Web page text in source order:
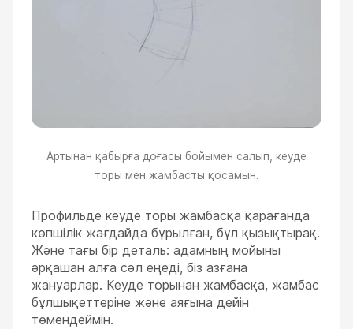
Артынан қабырға доғасы бойымен салып, кеуде
торы мен жамбасты қосамын.
Профильде кеуде торы жамбасқа қарағанда
көпшілік жағдайда бұрылған, бұл қызықтырақ.
Және тағы бір деталь: адамның мойыны
әрқашан алға сәл еңеді, біз азғана
жануарлар. Кеуде торынан жамбасқа, жамбас
бұлшықеттеріне және аяғына дейін
төмендеймін.